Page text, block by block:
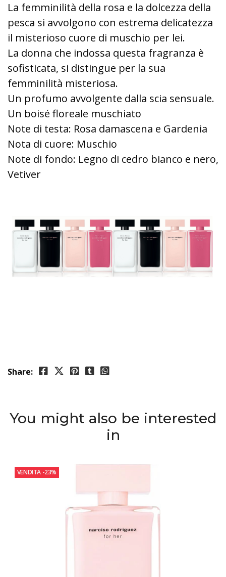
La femminilità della rosa e la dolcezza della
pesca si avvolgono con estrema delicatezza
il misterioso cuore di muschio per lei.
La donna che indossa questa fragranza è
sofisticata, si distingue per la sua
femminilità misteriosa.
Un profumo avvolgente dalla scia sensuale.
Un boisé floreale muschiato
Note di testa: Rosa damascena e Gardenia
Nota di cuore: Muschio
Note di fondo: Legno di cedro bianco e nero,
Vetiver
Share:
You might also be interested
in
VENDITA -23%